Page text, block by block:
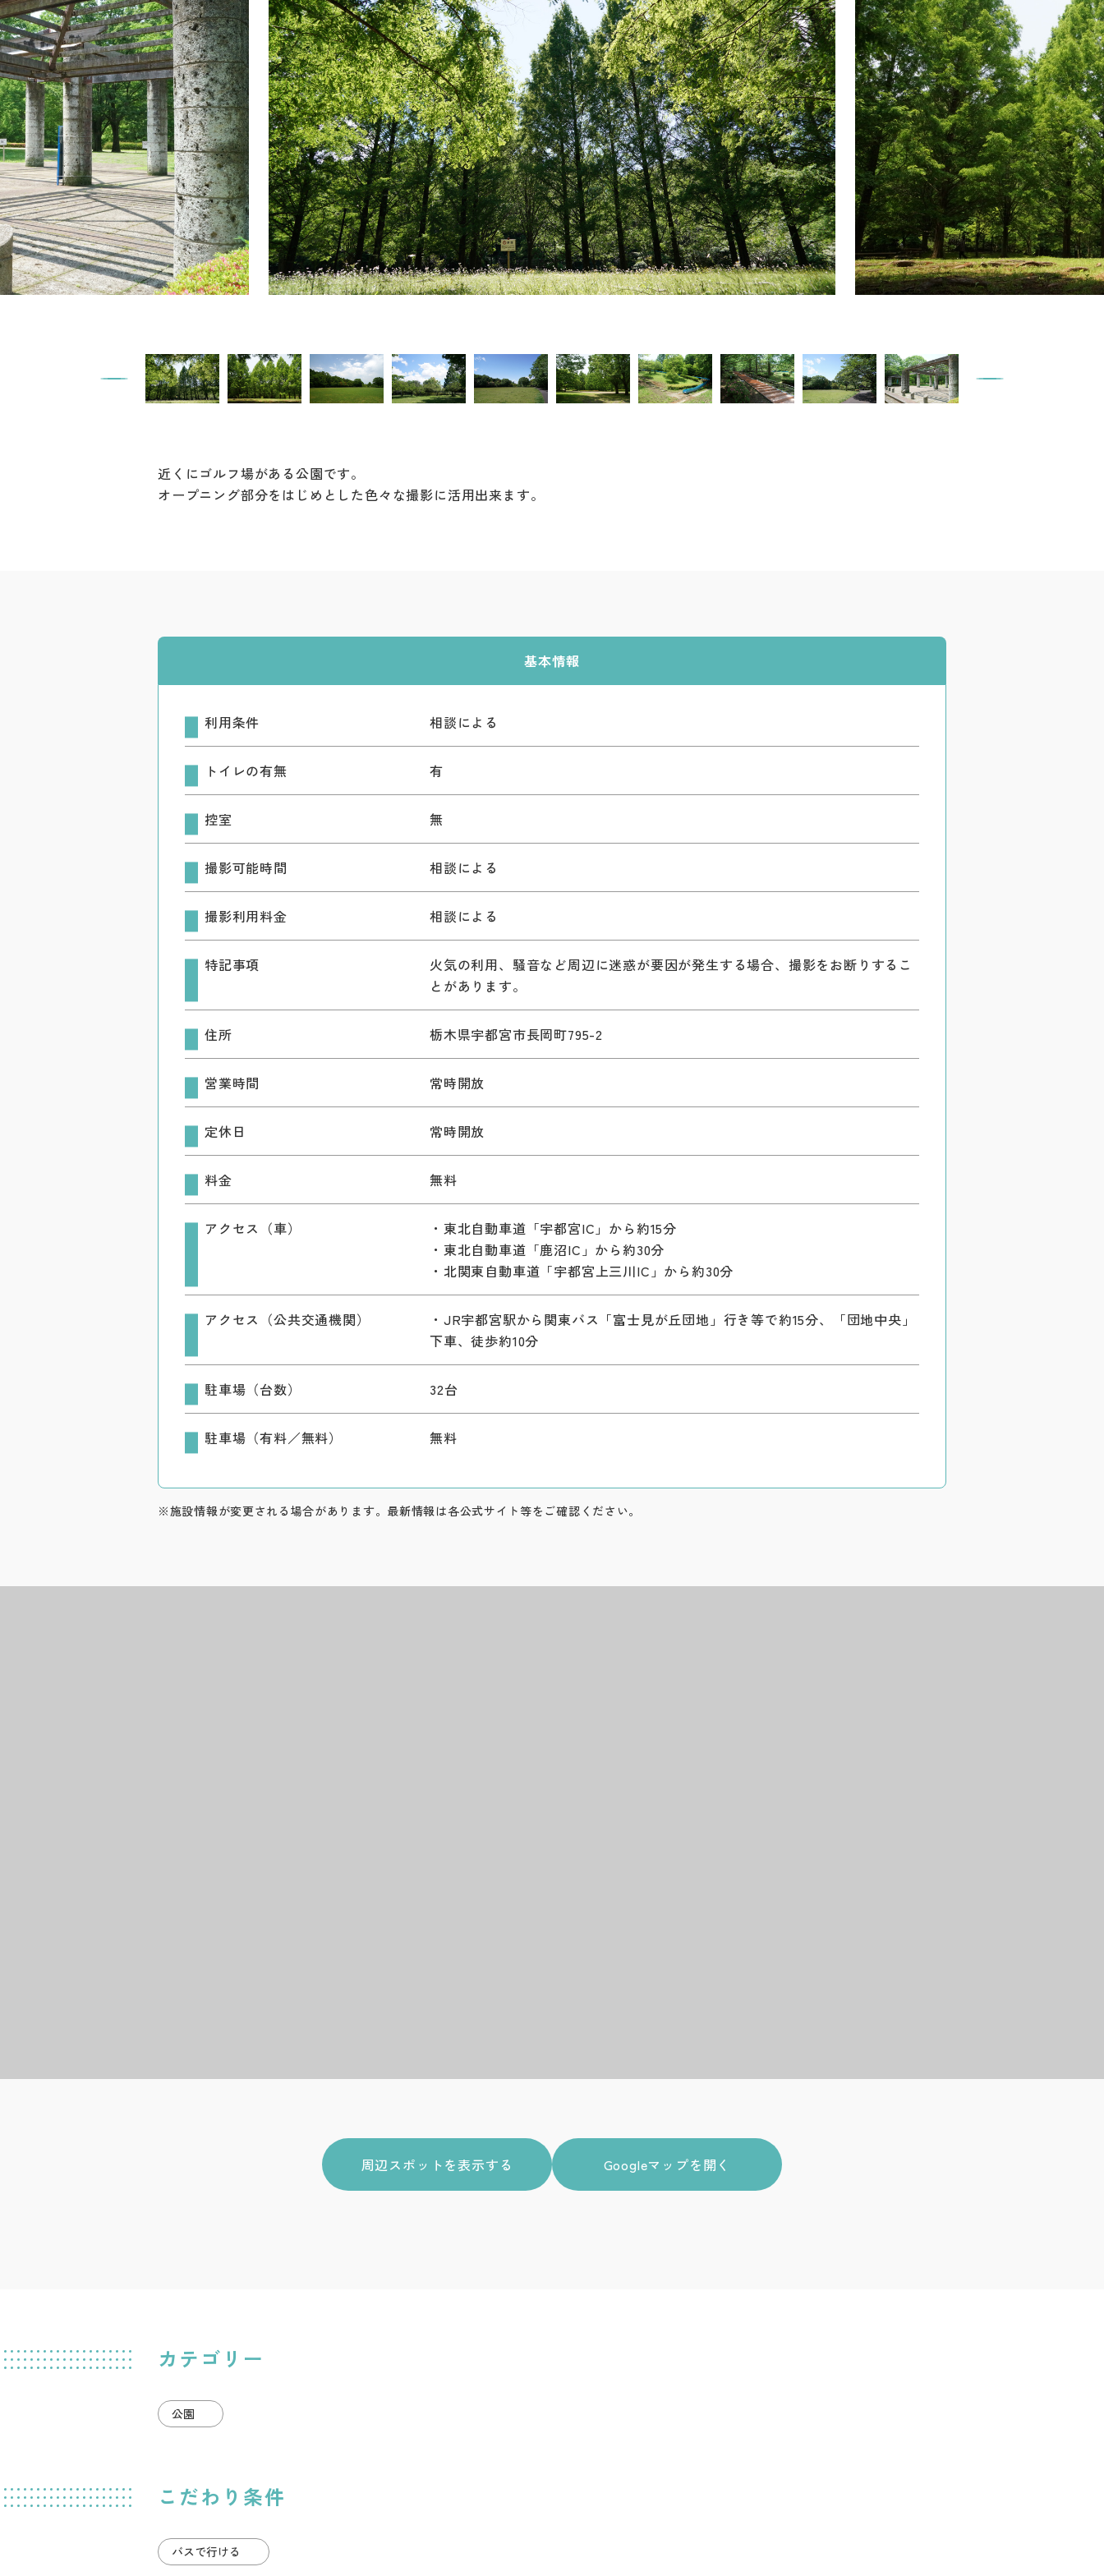
近くにゴルフ場がある公園です。
オープニング部分をはじめとした色々な撮影に活用出来ます。
基本情報
利用条件 相談による
トイレの有無 有
控室 無
撮影可能時間 相談による
撮影利用料金 相談による
特記事項
火気の利用、騒音など周辺に迷惑が要因が発生する場合、撮影をお断りするこ
とがあります。
住所 栃木県宇都宮市長岡町795-2
営業時間 常時開放
定休日 常時開放
料金 無料
アクセス（車）
・東北自動車道「宇都宮IC」から約15分
・東北自動車道「鹿沼IC」から約30分
・北関東自動車道「宇都宮上三川IC」から約30分
アクセス（公共交通機関）
・JR宇都宮駅から関東バス「富士見が丘団地」行き等で約15分、「団地中央」
下車、徒歩約10分
駐車場（台数） 32台
駐車場（有料／無料） 無料
※施設情報が変更される場合があります。最新情報は各公式サイト等をご確認ください。
カテゴリー
公園
こだわり条件
バスで行ける
周辺スポットを表示する Googleマップを開く